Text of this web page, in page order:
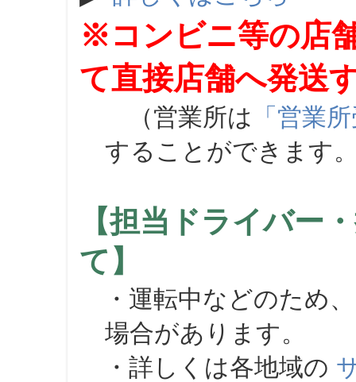
※コンビニ等の店
て直接店舗へ発送
（営業所は 「営業
することができます
【担当ドライバー
て】
・運転中などのため
場合があります。
・詳しくは各地域の